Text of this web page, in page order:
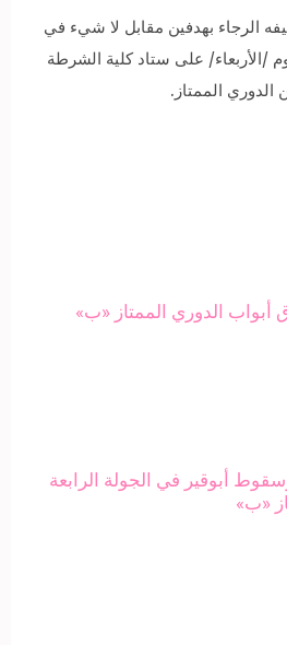
الرجاء بهدفين مقابل لا شيء في
/الأربعاء/ على ستاد كلية الشرطة
الممتاز.
أبواب الدوري الممتاز «ب»
أبوقير في الجولة الرابعة
«ب»